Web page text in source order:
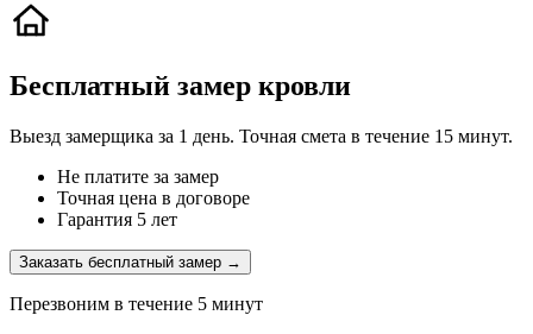
Бесплатный замер кровли
Выезд замерщика за 1 день. Точная смета в течение 15 минут.
Не платите за замер
Точная цена в договоре
Гарантия 5 лет
Заказать бесплатный замер →
Перезвоним в течение 5 минут